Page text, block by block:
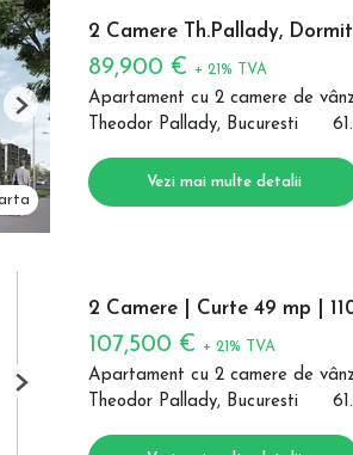
Next
2 Camere Th.Pallady,
89,900 € + 21% TVA
Apartament cu 2 camere de
Theodor Pallady, Bucuresti
Vezi mai multe detalii
Next
2 Camere | Curte 49 mp |
107,500 € + 21% TVA
Apartament cu 2 camere de
Theodor Pallady, Bucuresti